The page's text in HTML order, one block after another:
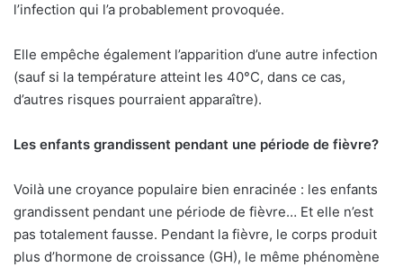
l’infection qui l’a probablement provoquée.
Elle empêche également l’apparition d’une autre infection
(sauf si la température atteint les 40°C, dans ce cas,
d’autres risques pourraient apparaître).
Les enfants grandissent pendant une période de fièvre?
Voilà une croyance populaire bien enracinée : les enfants
grandissent pendant une période de fièvre… Et elle n’est
pas totalement fausse. Pendant la fièvre, le corps produit
plus d’hormone de croissance (GH), le même phénomène